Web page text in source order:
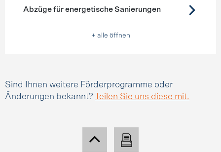
Förderprogramme Steuerabzüge
Abzüge für energetische Sanierungen
+ alle öffnen
Sind Ihnen weitere Förderprogramme oder
Änderungen bekannt?
Teilen Sie uns diese mit.